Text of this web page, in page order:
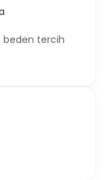
beden tercih